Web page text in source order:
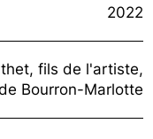
2022
fils de l'artiste,
Bourron-Marlotte